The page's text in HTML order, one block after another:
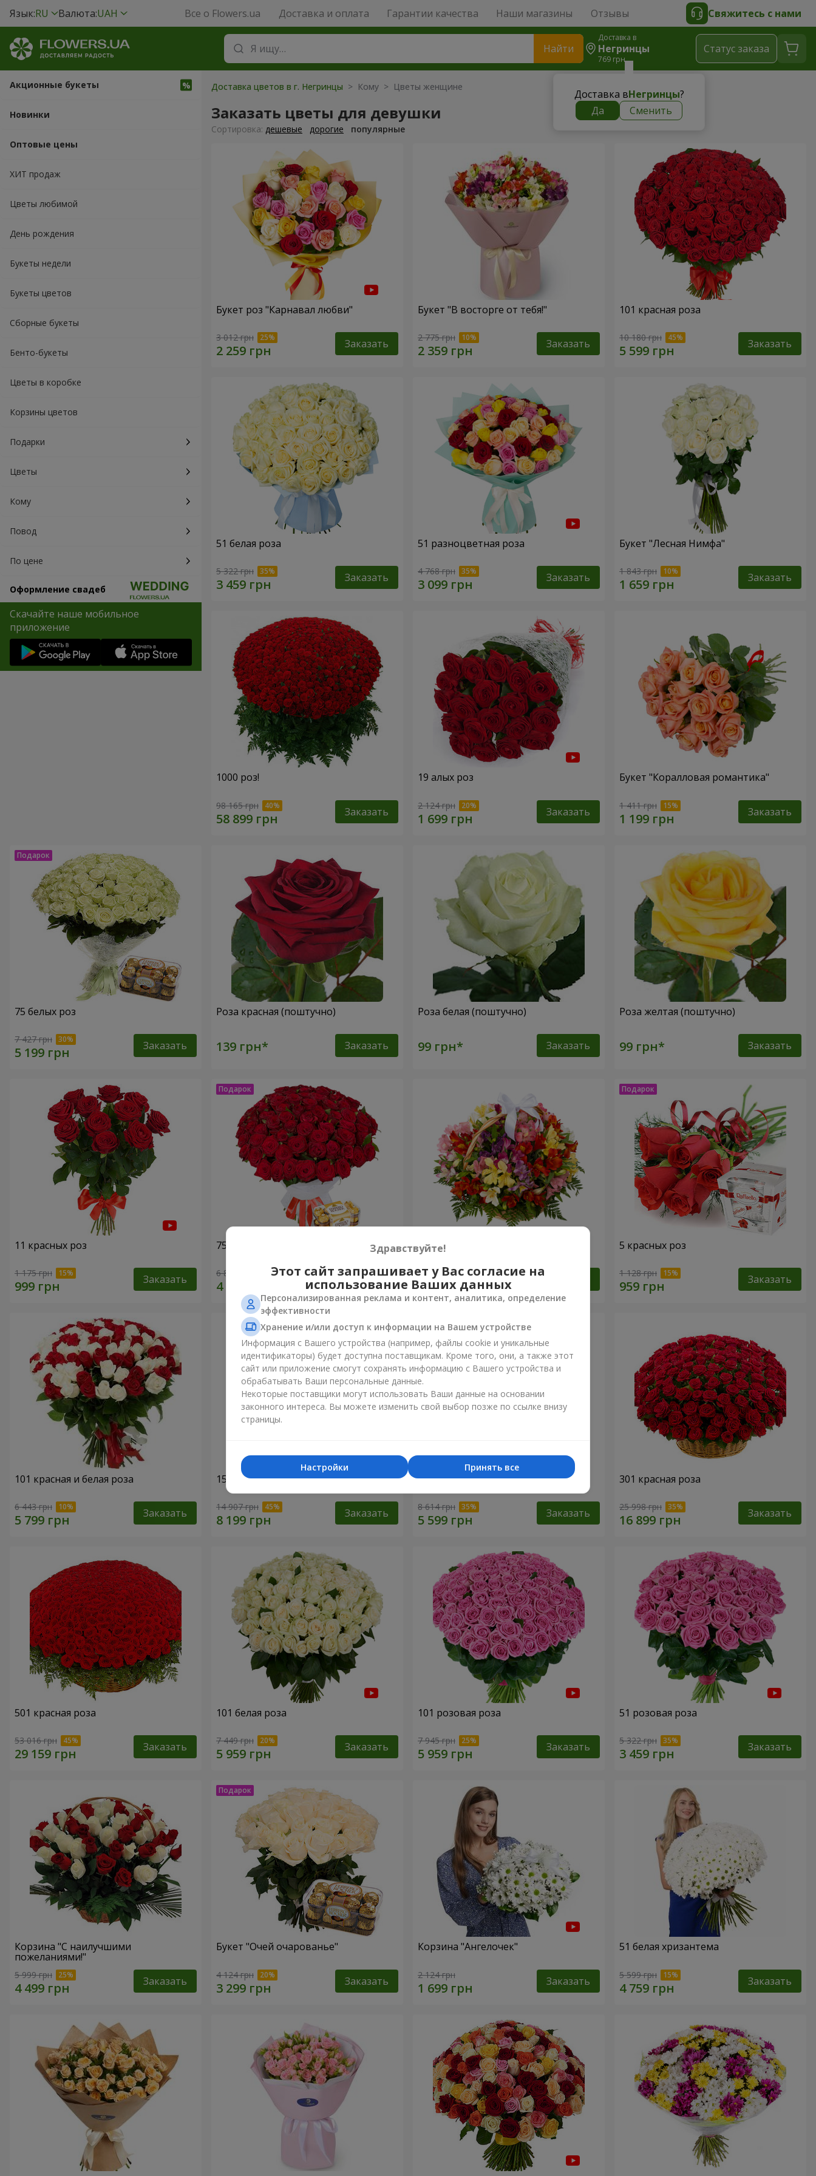
Язык:RU Валюта:UAH Все о Flowers.ua Доставка и оплата Гарантии качества Наши магазины Отзывы Свяжитесь с нами
Найти
Доставка в
Негринцы
769 грн
Доставка вНегринцы?
Да
Сменить
Cтатус заказа
Акционные букеты
Новинки
Оптовые цены
ХИТ продаж
Цветы любимой
День рождения
Букеты недели
Букеты цветов
Сборные букеты
Бенто-букеты
Цветы в коробке
Корзины цветов
Подарки
Цветы
Кому
Повод
По цене
Оформление свадеб
Скачайте наше мобильное
приложение
Доставка цветов в г. Негринцы > Кому > Цветы женщине
Заказать цветы для девушки
Cортировка: дешевые дорогие популярные
Букет роз "Карнавал любви"
3 012 грн Заказать
Букет "В восторге от тебя!"
2 775 грн Заказать
101 красная роза
10 180 грн Заказать
51 белая роза
5 322 грн Заказать
51 разноцветная роза
4 768 грн Заказать
Букет "Лесная Нимфа"
1 843 грн Заказать
1000 роз!
98 165 грн Заказать
19 алых роз
2 124 грн Заказать
Букет "Коралловая романтика"
1 411 грн Заказать
75 белых роз
7 427 грн Заказать
Роза красная (поштучно)
Заказать
Роза белая (поштучно)
Заказать
Роза желтая (поштучно)
Заказать
11 красных роз
1 175 грн Заказать
75 красных роз
6 856 грн Заказать
Корзина альстромерий "Акварель"
3 764 грн
5 красных роз
1 128 грн Заказать
101 красная и белая роза
6 443 грн Заказать
151 красная роза
14 907 грн Заказать
101 разноцветная роза
8 614 грн Заказать
301 красная роза
25 998 грн Заказать
501 красная роза
53 016 грн Заказать
101 белая роза
7 449 грн Заказать
101 розовая роза
7 945 грн Заказать
51 розовая роза
5 322 грн Заказать
Корзина "С наилучшими
пожеланиями!"
5 999 грн Заказать
Букет "Очей очарованье"
4 124 грн Заказать
Корзина "Ангелочек"
2 124 грн Заказать
51 белая хризантема
5 599 грн Заказать
Здравствуйте!
Этот сайт запрашивает у Вас согласие на
использование Ваших данных
Персонализированная реклама и контент, аналитика, определение
эффективности
Хранение и/или доступ к информации на Вашем устройстве
Информация с Вашего устройства (например, файлы cookie и уникальные
идентификаторы) будет доступна поставщикам. Кроме того, они, а также этот
сайт или приложение смогут сохранять информацию с Вашего устройства и
обрабатывать Ваши персональные данные.
Некоторые поставщики могут использовать Ваши данные на основании
законного интереса. Вы можете изменить свой выбор позже по ссылке внизу
страницы.
Принять все
Настройки